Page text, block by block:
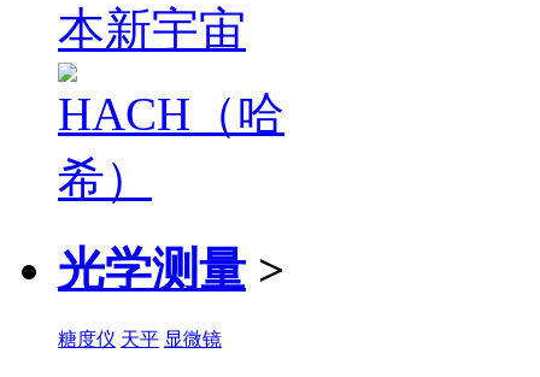
光学测量 >
糖度仪 天平 显微镜